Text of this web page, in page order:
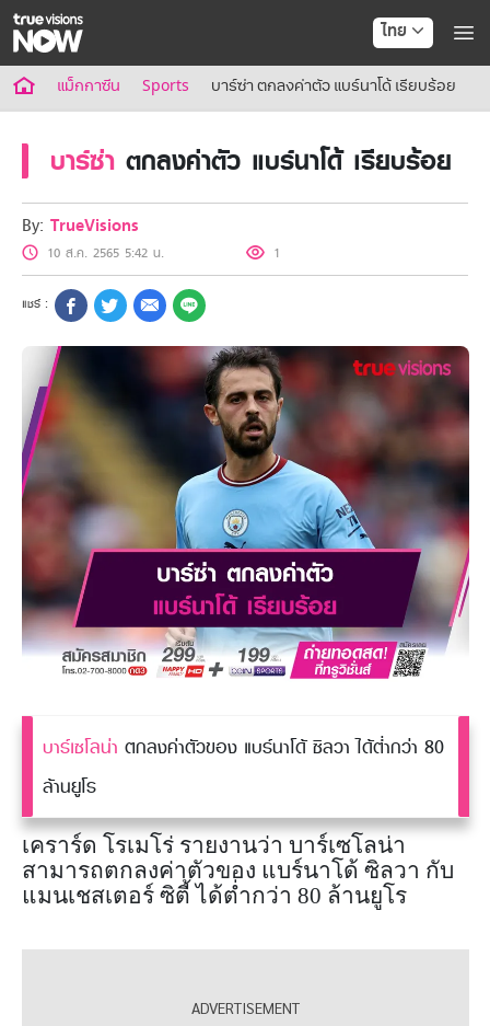
ไทย
True AF2026
แพ็กเกจ
NOW FOOTBALL
NOW MAX
NOW Muay Thai
แพ็กเกจทรูวิชันส์นาวทั้งหมด
เคเบิลและจานดาวเทียม
สิทธิพิเศษ
Showtime
HoReCa
แพ็กเกจสำหรับผู้ประกอบการ
หาร้านร่วมรายการ
FAQs
แม็กกาซีน Sports บาร์ซ่า ตกลงค่าตัว แบร์นาโด้ เรียบร้อย
บาร์ซ่า ตกลงค่าตัว แบร์นาโด้ เรียบร้อย
By: TrueVisions
10 ส.ค. 2565 5:42 น. 1
บาร์เซโลน่า ตกลงค่าตัวของ แบร์นาโด้ ซิลวา ได้ต่ำกว่า 80
ล้านยูโร
เคราร์ด โรเมโร่ รายงานว่า บาร์เซโลน่า
สามารถตกลงค่าตัวของ แบร์นาโด้ ซิลวา กับ
แมนเชสเตอร์ ซิตี้ ได้ต่ำกว่า 80 ล้านยูโร